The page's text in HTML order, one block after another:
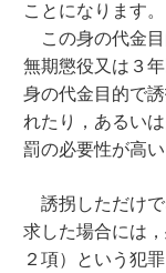
ことになります。
この身の代金
無期懲役又は３
身の代金目的で
れたり，あるい
罰の必要性が高
誘拐しただけ
求した場合には，
２項）という犯